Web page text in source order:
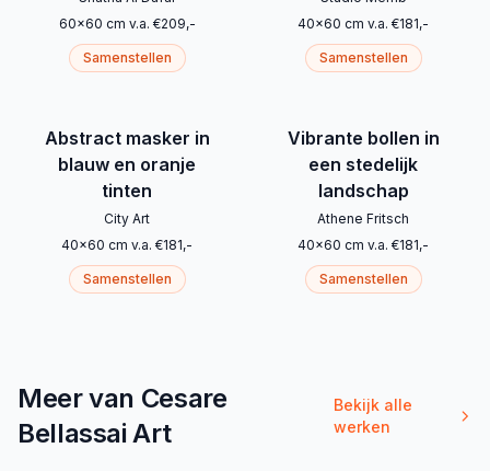
60x60 cm v.a. €209,-
Samenstellen
40x60 cm v.a. €181,-
Samenstellen
Abstract masker in
blauw en oranje
tinten
City Art
40x60 cm v.a. €181,-
Samenstellen
Vibrante bollen in
een stedelijk
landschap
Athene Fritsch
40x60 cm v.a. €181,-
Samenstellen
Meer van Cesare
Bellassai Art
Bekijk alle
werken